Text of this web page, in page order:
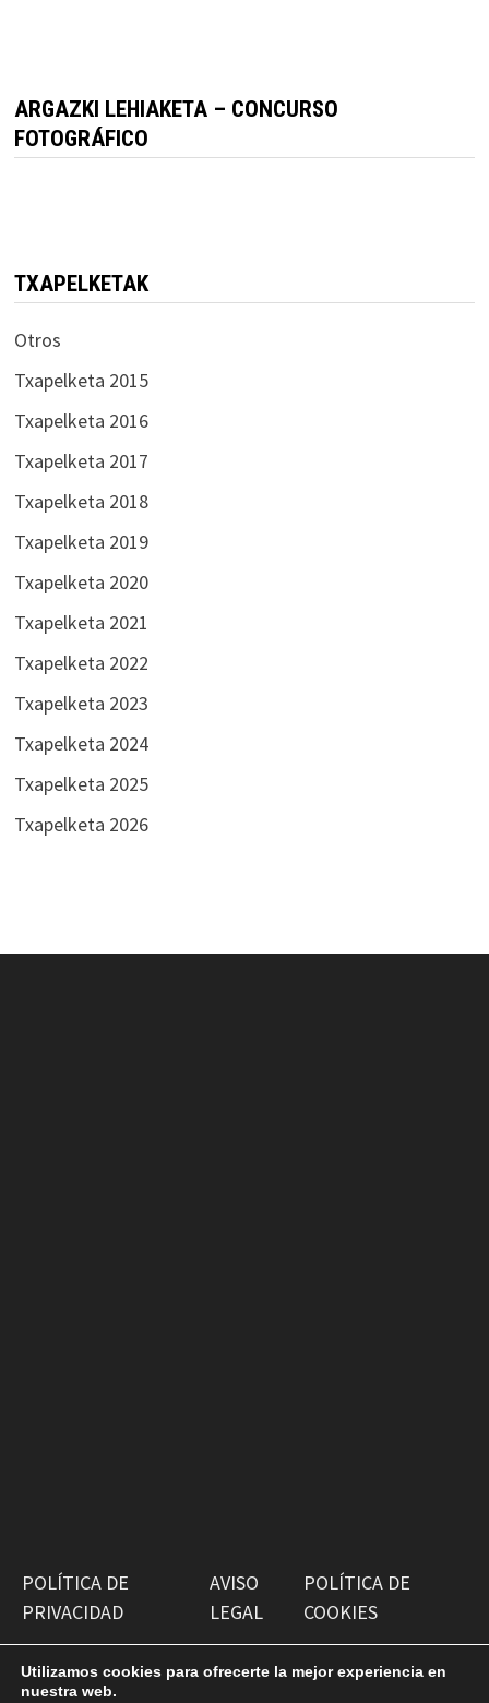
ARGAZKI LEHIAKETA – CONCURSO
FOTOGRÁFICO
TXAPELKETAK
Otros
Txapelketa 2015
Txapelketa 2016
Txapelketa 2017
Txapelketa 2018
Txapelketa 2019
Txapelketa 2020
Txapelketa 2021
Txapelketa 2022
Txapelketa 2023
Txapelketa 2024
Txapelketa 2025
Txapelketa 2026
POLÍTICA DE
PRIVACIDAD
AVISO
LEGAL
POLÍTICA DE
COOKIES
Utilizamos cookies para ofrecerte la mejor experiencia en
nuestra web.